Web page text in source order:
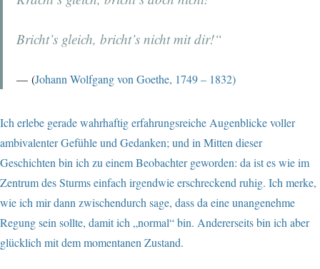
Bricht’s gleich, bricht’s nicht mit dir!“
(Johann Wolfgang von Goethe, 1749 – 1832)
Ich erlebe gerade wahrhaftig erfahrungsreiche Augenblicke voller
ambivalenter Gefühle und Gedanken; und in Mitten dieser
Geschichten bin ich zu einem Beobachter geworden: da ist es wie im
Zentrum des Sturms einfach irgendwie erschreckend ruhig. Ich merke,
wie ich mir dann zwischendurch sage, dass da eine unangenehme
Regung sein sollte, damit ich „normal“ bin. Andererseits bin ich aber
glücklich mit dem momentanen Zustand.